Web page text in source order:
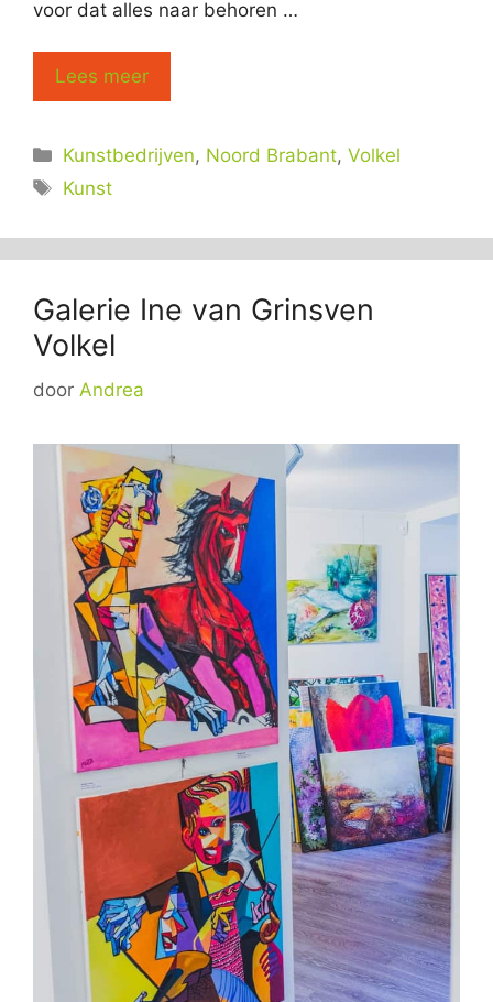
voor dat alles naar behoren …
Lees meer
Categorieën
Kunstbedrijven, Noord Brabant,Volkel
Tags
Kunst
Galerie Ine van Grinsven
Volkel
door Andrea